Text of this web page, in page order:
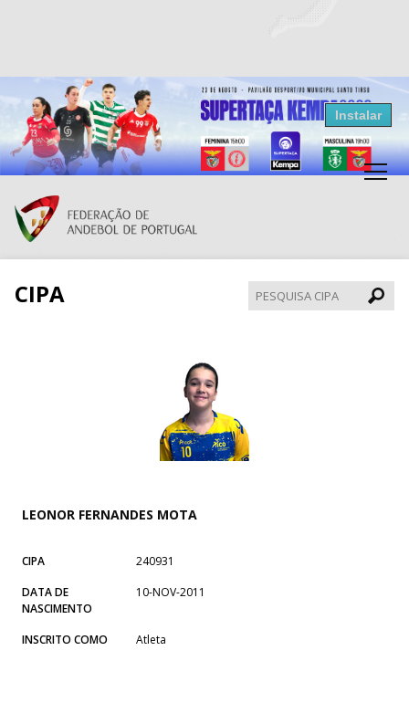
Resultados Andebol
Federação de Andebol de Portugal
Grátis - Disponivel na Play Store
Instalar
CIPA
CIPA
LEONOR FERNANDES MOTA
CIPA
240931
DATA DE
NASCIMENTO
10-NOV-2011
INSCRITO COMO Atleta